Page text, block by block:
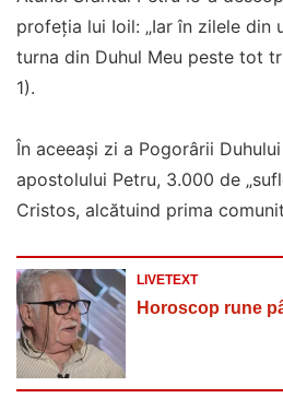
profeţia lui Ioil: „Iar în zilele din
turna din Duhul Meu peste tot
1).
În aceeaşi zi a Pogorârii
apostolului Petru, 3.000 de
Cristos, alcătuind prima
LIVETEXT
Horoscop rune